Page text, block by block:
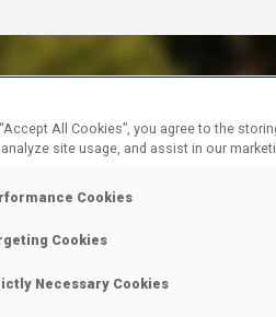
GABRIEL
All Cookies”, you agree to the
site usage, and assist in our
Cookies
Cookies
Necessary Cookies